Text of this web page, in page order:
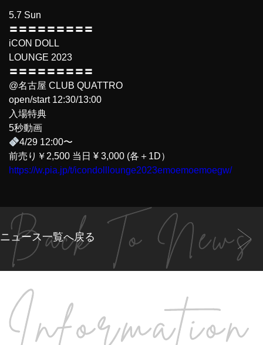
5.7 Sun
〓〓〓〓〓〓〓〓〓
iCON DOLL
LOUNGE 2023
〓〓〓〓〓〓〓〓〓
@名古屋 CLUB QUATTRO
open/start 12:30/13:00
入場特典
5秒動画
4/29 12:00〜
前売り￥2,500 当日 ¥ 3,000 (各＋1D）
https://w.pia.jp/t/icondolllounge2023emoemoemoegw/
ニュース一覧へ戻る